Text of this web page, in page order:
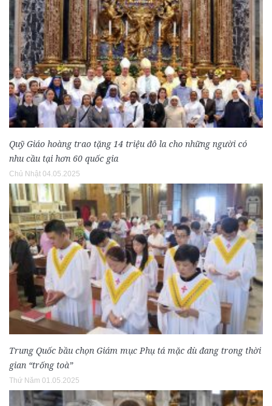
Quỹ Giáo hoàng trao tặng 14 triệu đô la cho những người có
nhu cầu tại hơn 60 quốc gia
Chủ Nhật 04.05.2025
Trung Quốc bầu chọn Giám mục Phụ tá mặc dù đang trong thời
gian “trống toà”
Thứ Năm 01.05.2025